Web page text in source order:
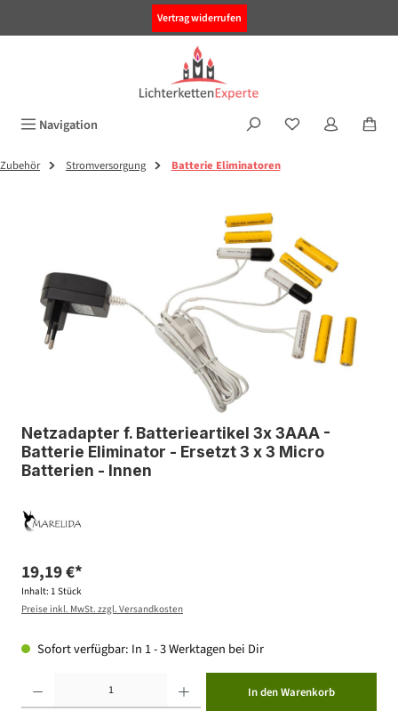
Vertrag widerrufen
Navigation
Zubehör Stromversorgung Batterie Eliminatoren
Netzadapter f. Batterieartikel 3x 3AAA -
Batterie Eliminator - Ersetzt 3 x 3 Micro
Batterien - Innen
19,19 €*
Inhalt: 1 Stück
Preise inkl. MwSt. zzgl. Versandkosten
Sofort verfügbar: In 1 - 3 Werktagen bei Dir
In den Warenkorb